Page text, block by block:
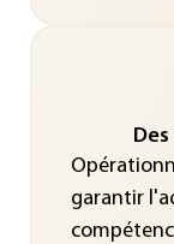
garantir